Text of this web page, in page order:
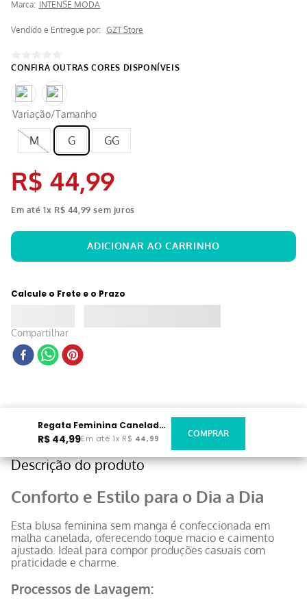
Marca: INTENSE MODA
Vendido e Entregue por: GZT Store
Variação/Tamanho
M G GG
R$ 44,99
Em até1x R$ 44 99 sem juros
Calcule o Frete e o Prazo
Compartilhar
Regata Feminina Canelada Preta
R$ 44,99Em até 1x R$ 44,99
Descrição do produto
Conforto e Estilo para o Dia a Dia
Esta blusa feminina sem manga é confeccionada em
malha canelada, oferecendo toque macio e caimento
ajustado. Ideal para compor produções casuais com
praticidade e charme.
Processos de Lavagem: